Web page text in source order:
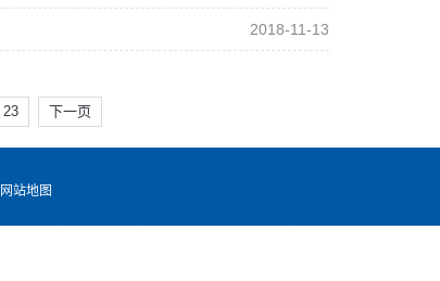
2018-11-13
23 下一页
网站地图